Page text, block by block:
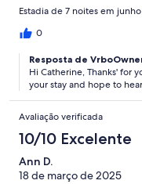
Estadia de 7 noites em
0
Resposta de
Hi Catherine, Thanks' for
your stay and hope to
Avaliação verificada
10/10 Excelente
Ann D.
18 de março de 2025